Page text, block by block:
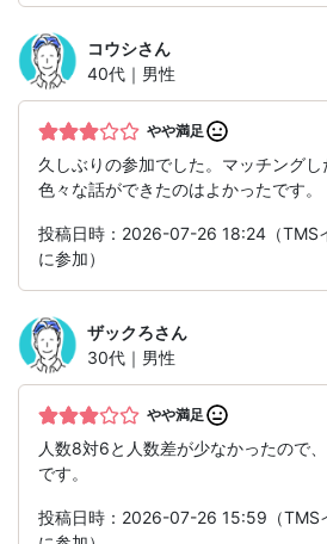
コウシさん
40代｜男性
やや満足
久しぶりの参加でした。マッチングし
色々な話ができたのはよかったです。
投稿日時：2026-07-26 18:24（TMS
に参加）
ザックろさん
30代｜男性
やや満足
人数8対6と人数差が少なかったので
です。
投稿日時：2026-07-26 15:59（TMS